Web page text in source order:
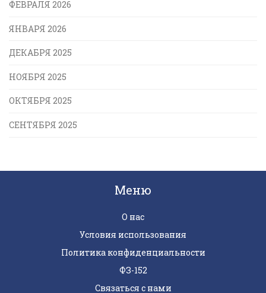
ФЕВРАЛЯ 2026
ЯНВАРЯ 2026
ДЕКАБРЯ 2025
НОЯБРЯ 2025
ОКТЯБРЯ 2025
СЕНТЯБРЯ 2025
Меню
О нас
Условия использования
Политика конфиденциальности
ФЗ-152
Связаться с нами